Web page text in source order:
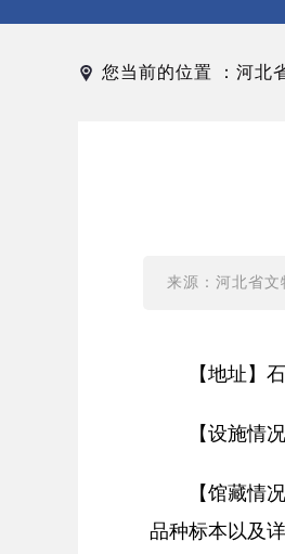
您当前的位置 ： 河北
来源：河北省文
【地址】
【设施情
【馆藏情
品种标本以及